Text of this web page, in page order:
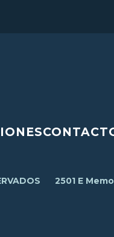
2501 E